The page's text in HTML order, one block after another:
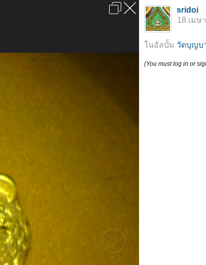
ลงโฆษณา ติดต่อเรา ช่วยเ
sridoi
18 เมษ
ในอัลบั้ม วัดบุญบ
(You must log in or